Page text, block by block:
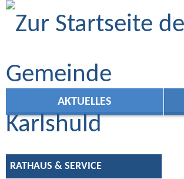
Zum Inhalt
AKTUELLES
RATHAUS & SERVICE